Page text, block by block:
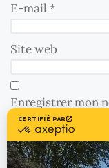
E-mail *
Site web
Enregistrer mon
navigateur pour